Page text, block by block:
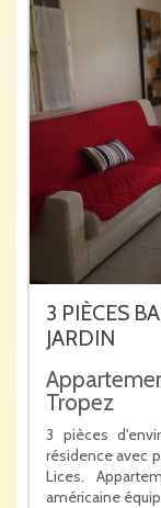
3 PIÈCES
JARDIN
Tropez
3 pièces
résidence avec
Lices.
américaine